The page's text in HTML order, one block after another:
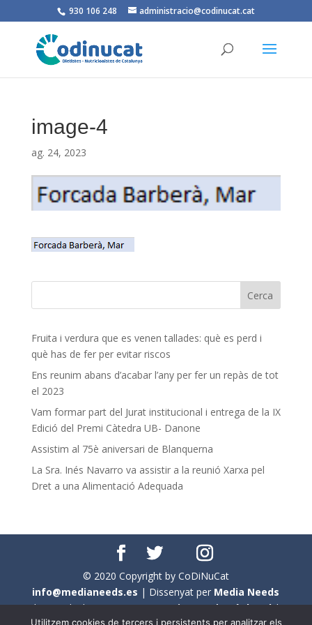
930 106 248 administracio@codinucat.cat
image-4
ag. 24, 2023
Fruita i verdura que es venen tallades: què es perd i
què has de fer per evitar riscos
Ens reunim abans d’acabar l’any per fer un repàs de tot
el 2023
Vam formar part del Jurat institucional i entrega de la IX
Edició del Premi Càtedra UB- Danone
Assistim al 75è aniversari de Blanquerna
La Sra. Inés Navarro va assistir a la reunió Xarxa pel
Dret a una Alimentació Adequada
© 2020 Copyright by CoDiNuCat
info@medianeeds.es | Dissenyat per Media Needs
| Tots els drets reservats aCoDiNuCat |Avís legal|
Utilitzem cookies de tercers i persistents per analitzar els